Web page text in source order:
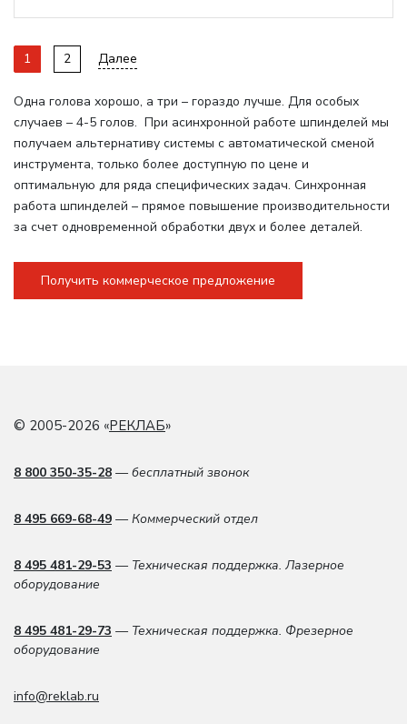
1 2 Далее
Одна голова хорошо, а три – гораздо лучше. Для особых
случаев – 4-5 голов. При асинхронной работе шпинделей мы
получаем альтернативу системы с автоматической сменой
инструмента, только более доступную по цене и
оптимальную для ряда специфических задач. Синхронная
работа шпинделей – прямое повышение производительности
за счет одновременной обработки двух и более деталей.
Получить коммерческое предложение
© 2005-2026 «РЕКЛАБ»
8 800 350-35-28 — бесплатный звонок
8 495 669-68-49 — Коммерческий отдел
8 495 481-29-53 — Техническая поддержка. Лазерное
оборудование
8 495 481-29-73 — Техническая поддержка. Фрезерное
оборудование
info@reklab.ru